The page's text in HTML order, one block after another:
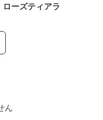
ローズティアラ
ん